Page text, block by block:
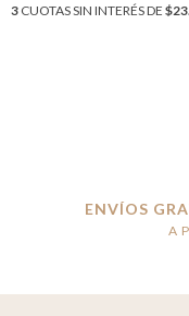
3 CUOTAS SIN INTERÉS DE
ENVÍOS
A